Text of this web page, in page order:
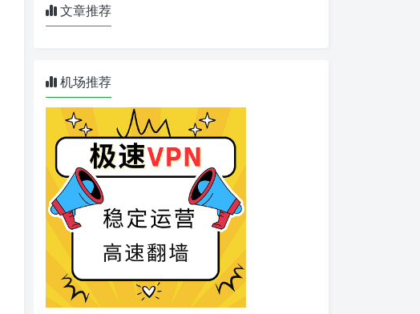
文章推荐
机场推荐